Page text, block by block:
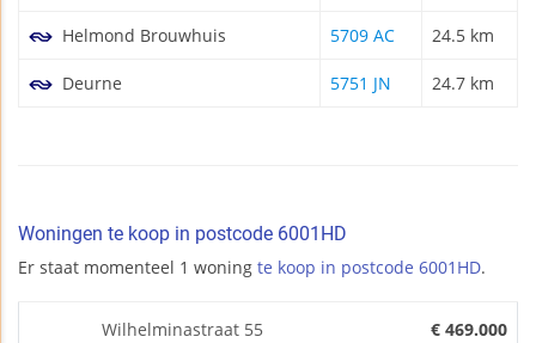
Helmond Brouwhuis 5709 AC 24.5 km
Deurne 5751 JN 24.7 km
Woningen te koop in postcode 6001HD
Er staat momenteel 1 woning te koop in postcode 6001HD.
Wilhelminastraat 55
€ 469.000